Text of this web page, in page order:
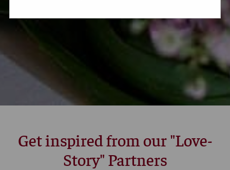
Get inspired from our "Love-
Story" Partners